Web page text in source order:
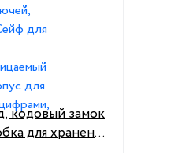
кодовый замок
для хранения